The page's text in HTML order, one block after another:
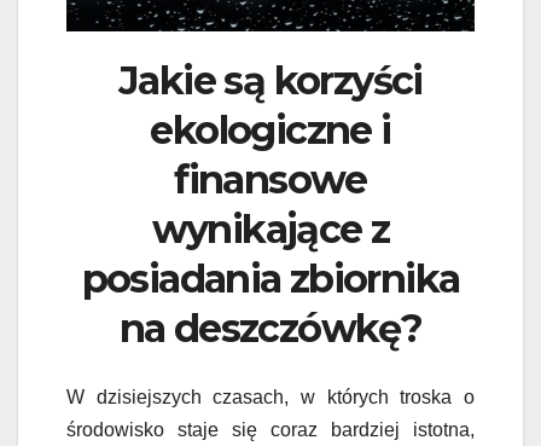
Jakie są korzyści
ekologiczne i
finansowe
wynikające z
posiadania zbiornika
na deszczówkę?
W dzisiejszych czasach, w których troska o
środowisko staje się coraz bardziej istotna,